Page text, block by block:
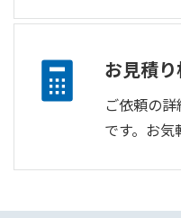
お見積
ご依頼の
です。お気